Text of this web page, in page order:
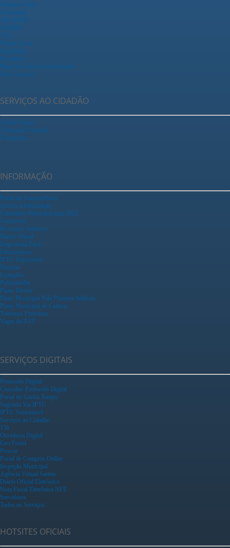
Prefeito e Vice
Secretarias
ARAPREV
SAEMA
TCA
Fundo Social
Legislação
Ouvidoria
Registrar Acesso a Informação
Fale Conosco
SERVIÇOS AO CIDADÃO
Ganha Tempo
Tributação Fazenda
Urbanismo
INFORMAÇÃO
Portal da Transparência
Acesso a Informação
Calendário Municipal para 2025
Concursos
Processos Seletivos
Diário Oficial
Empreenda Fácil
Falecimentos
IPTU Sustentável
Notícias
Licitações
Publicidades
Plano Diretor
Plano Municipal Pela Primeira Infância
Plano Municipal de Cultura
Telefones Prefeitura
Vagas do PAT
SERVIÇOS DIGITAIS
Protocolo Digital
Consultar Protocolo Digital
Portal do Ganha Tempo
Segunda Via IPTU
IPTU Sustentável
Serviços ao Cidadão
156
Ouvidoria Digital
Geo Portal
Procon
Portal de Compras Online
Inspeção Municipal
Agência Virtual Saema
Diário Oficial Eletrônico
Nota Fiscal Eletrônica NFE
Servidores
Todos os Serviços
HOTSITES OFICIAIS